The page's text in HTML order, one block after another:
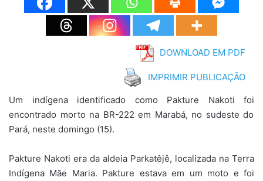
DOWNLOAD EM PDF
IMPRIMIR PUBLICAÇÃO
Um indígena identificado como Pakture Nakoti foi
encontrado morto na BR-222 em Marabá, no sudeste do
Pará, neste domingo (15).
Pakture Nakoti era da aldeia Parkatêjê, localizada na Terra
Indígena Mãe Maria. Pakture estava em um moto e foi